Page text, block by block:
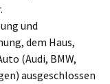
und
dem Haus,
(Audi, BMW,
ausgeschlossen